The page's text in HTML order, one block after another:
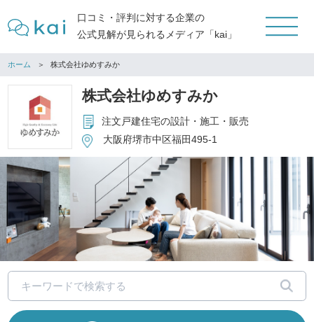
口コミ・評判に対する企業の
公式見解が見られるメディア「kai」
ホーム 株式会社ゆめすみか
株式会社ゆめすみか
注文戸建住宅の設計・施工・販売
大阪府堺市中区福田495-1